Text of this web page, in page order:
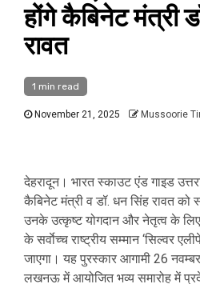
होंगे कैबिनेट मंत्री
रावत
1 min read
November 21, 2025 Mussoorie
देहरादून। भारत स्काउट एंड गाइड
कैबिनेट मंत्री व डॉ. धन सिंह रावत
उनके उत्कृष्ट योगदान और नेतृत्व के
के सर्वाेच्च राष्ट्रीय सम्मान ‘सिल्वर
जाएगा। यह पुरस्कार आगामी 26
लखनऊ में आयोजित भव्य समारोह में